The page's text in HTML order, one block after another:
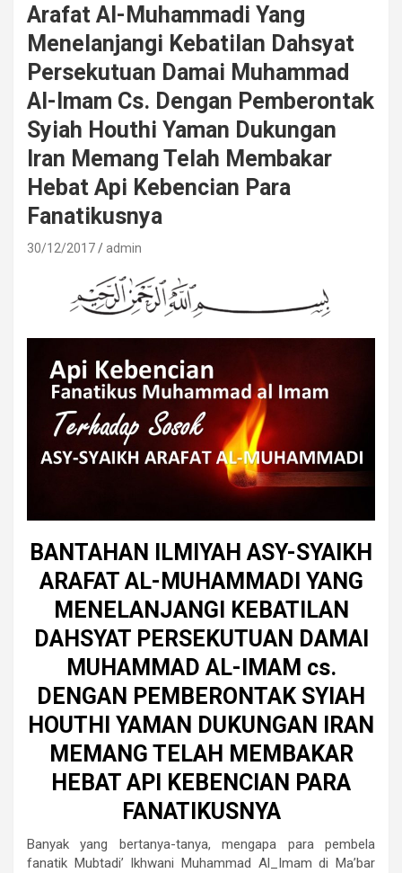
Arafat Al-Muhammadi Yang
Menelanjangi Kebatilan Dahsyat
Persekutuan Damai Muhammad
Al-Imam Cs. Dengan Pemberontak
Syiah Houthi Yaman Dukungan
Iran Memang Telah Membakar
Hebat Api Kebencian Para
Fanatikusnya
30/12/2017 admin
BANTAHAN ILMIYAH ASY-SYAIKH
ARAFAT AL-MUHAMMADI YANG
MENELANJANGI KEBATILAN
DAHSYAT PERSEKUTUAN DAMAI
MUHAMMAD AL-IMAM cs.
DENGAN PEMBERONTAK SYIAH
HOUTHI YAMAN DUKUNGAN IRAN
MEMANG TELAH MEMBAKAR
HEBAT API KEBENCIAN PARA
FANATIKUSNYA
Banyak yang bertanya-tanya, mengapa para pembela
fanatik Mubtadi’ Ikhwani Muhammad Al_Imam di Ma’bar